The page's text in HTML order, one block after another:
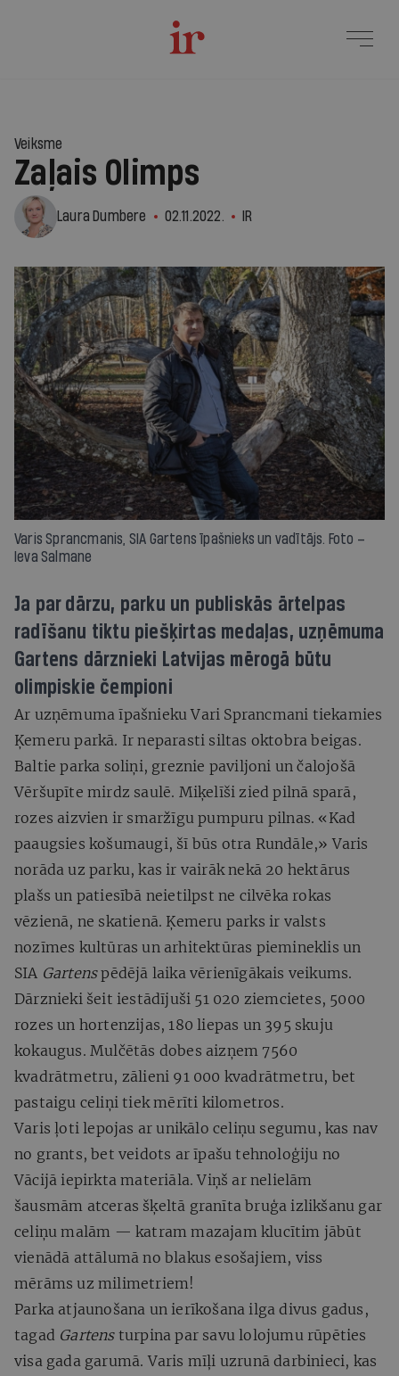
Veiksme
Zaļais Olimps
Laura Dumbere 02.11.2022. IR
Varis Sprancmanis, SIA Gartens īpašnieks un vadītājs. Foto –
Ieva Salmane
Ja par dārzu, parku un publiskās ārtelpas
radīšanu tiktu piešķirtas medaļas, uzņēmuma
Gartens dārznieki Latvijas mērogā būtu
olimpiskie čempioni
Ar uzņēmuma īpašnieku Vari Sprancmani tiekamies
Ķemeru parkā. Ir neparasti siltas oktobra beigas.
Baltie parka soliņi, greznie paviljoni un čalojošā
Vēršupīte mirdz saulē. Miķelīši zied pilnā sparā,
rozes aizvien ir smaržīgu pumpuru pilnas. «Kad
paaugsies košumaugi, šī būs otra Rundāle,» Varis
norāda uz parku, kas ir vairāk nekā 20 hektārus
plašs un patiesībā neietilpst ne cilvēka rokas
vēzienā, ne skatienā. Ķemeru parks ir valsts
nozīmes kultūras un arhitektūras piemineklis un
SIA Gartenspēdējā laika vērienīgākais veikums.
Dārznieki šeit iestādījuši 51 020 ziemcietes, 5000
rozes un hortenzijas, 180 liepas un 395 skuju
kokaugus. Mulčētās dobes aizņem 7560
kvadrātmetru, zālieni 91 000 kvadrātmetru, bet
pastaigu celiņi tiek mērīti kilometros.
Varis ļoti lepojas ar unikālo celiņu segumu, kas nav
no grants, bet veidots ar īpašu tehnoloģiju no
Vācijā iepirkta materiāla. Viņš ar nelielām
šausmām atceras šķeltā granīta bruģa izlikšanu gar
celiņu malām — katram mazajam klucītim jābūt
vienādā attālumā no blakus esošajiem, viss
mērāms uz milimetriem!
Parka atjaunošana un ierīkošana ilga divus gadus,
tagad Gartensturpina par savu lolojumu rūpēties
visa gada garumā. Varis mīļi uzrunā darbinieci, kas